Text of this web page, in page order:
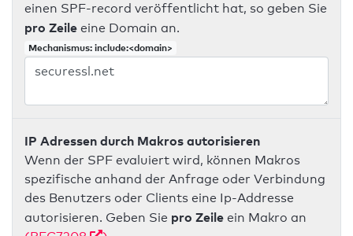
einen SPF-record veröffentlicht hat, so geben Sie
pro Zeile eine Domain an.
Mechanismus: include:<domain>
IP Adressen durch Makros autorisieren
Wenn der SPF evaluiert wird, können Makros
spezifische anhand der Anfrage oder Verbindung
des Benutzers oder Clients eine Ip-Addresse
autorisieren. Geben Sie pro Zeile ein Makro an